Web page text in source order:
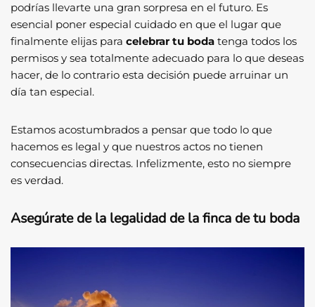
podrías llevarte una gran sorpresa en el futuro. Es
esencial poner especial cuidado en que el lugar que
finalmente elijas para celebrar tu boda tenga todos los
permisos y sea totalmente adecuado para lo que deseas
hacer, de lo contrario esta decisión puede arruinar un
día tan especial.
Estamos acostumbrados a pensar que todo lo que
hacemos es legal y que nuestros actos no tienen
consecuencias directas. Infelizmente, esto no siempre
es verdad.
Asegúrate de la legalidad de la finca de tu boda